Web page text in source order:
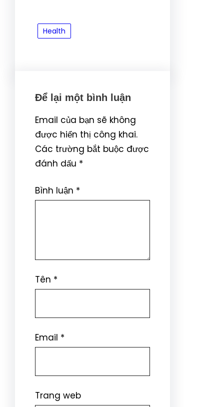
Health
Để lại một bình luận
Email của bạn sẽ không
được hiển thị công khai.
Các trường bắt buộc được
đánh dấu *
Bình luận *
Tên *
Email *
Trang web